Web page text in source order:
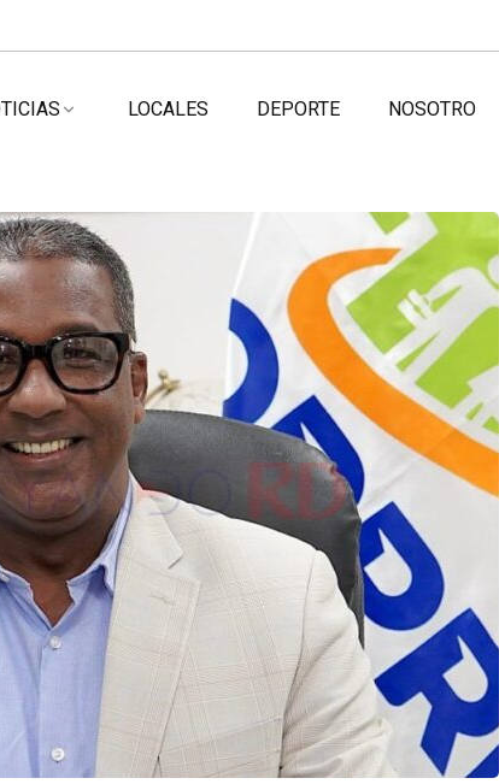
LOCALES DEPORTE NOSOTRO